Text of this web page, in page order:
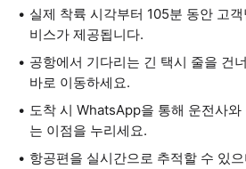
실제 착륙 시각부터 105분 동안 고
비스가 제공됩니다.
공항에서 기다리는 긴 택시 줄을 건
바로 이동하세요.
도착 시 WhatsApp을 통해 운전사와
는 이점을 누리세요.
항공편을 실시간으로 추적할 수 있